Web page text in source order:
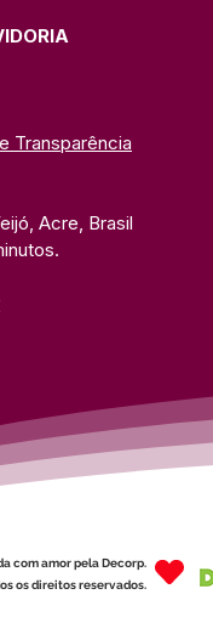
Transparência
Acre, Brasil
com amor pela Decorp.
os direitos reservados.